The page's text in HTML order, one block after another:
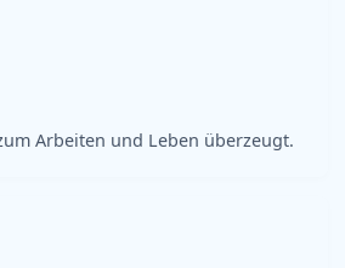
Arbeiten und Leben überzeugt.